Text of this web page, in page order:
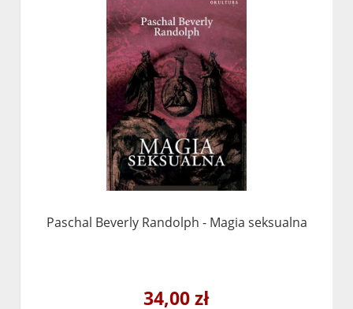
Paschal Beverly Randolph - Magia seksualna
34,00 zł